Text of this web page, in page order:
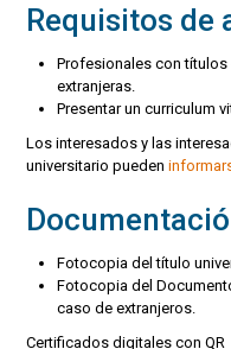
Requisitos de
Profesionales con títulos
extranjeras.
Presentar un curriculum
Los interesados y las
universitario pueden
Fotocopia del título
Fotocopia del
caso de extranjeros.
Certificados digitales con QR